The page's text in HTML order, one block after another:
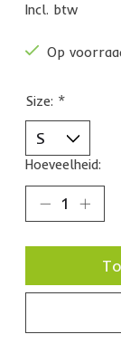
Incl. btw
Op
Size: *
Hoeveelheid: